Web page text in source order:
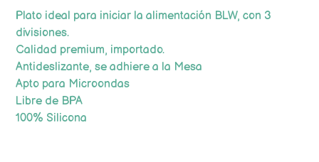
Plato ideal para iniciar la alimentación BLW, con 3
divisiones.
Calidad premium, importado.
Antideslizante, se adhiere a la Mesa
Apto para Microondas
Libre de BPA
100% Silicona